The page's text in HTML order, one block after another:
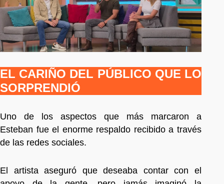
EL CARIÑO DEL PÚBLICO QUE LO
SORPRENDIÓ
Uno de los aspectos que más marcaron a
Esteban fue el enorme respaldo recibido a través
de las redes sociales.
El artista aseguró que deseaba contar con el